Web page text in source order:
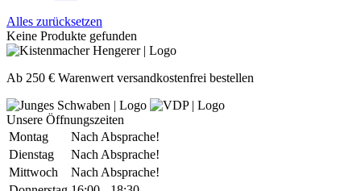
Alles zurücksetzen
Keine Produkte gefunden
Ab 250 € Warenwert versandkostenfrei bestellen
Unsere Öffnungszeiten
Montag
Nach Absprache!
Dienstag
Nach Absprache!
Mittwoch
Nach Absprache!